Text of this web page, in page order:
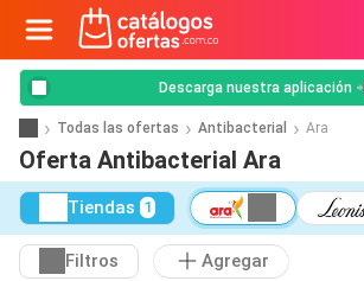
Descarga nuestra aplicación
Todas las ofertas Antibacterial Ara
Oferta Antibacterial Ara
Tiendas 1
Filtros Agregar